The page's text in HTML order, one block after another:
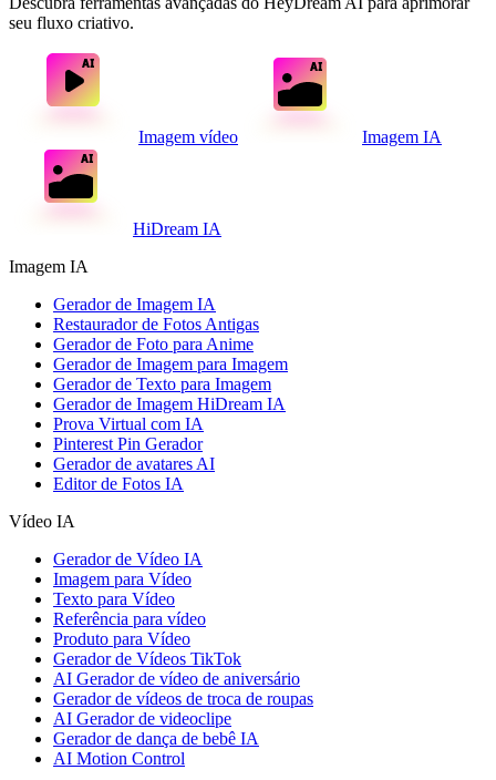
seu fluxo criativo.
Imagem vídeo Imagem IA
HiDream IA
Imagem IA
Gerador de Imagem IA
Restaurador de Fotos Antigas
Gerador de Foto para Anime
Gerador de Imagem para Imagem
Gerador de Texto para Imagem
Gerador de Imagem HiDream IA
Prova Virtual com IA
Pinterest Pin Gerador
Gerador de avatares AI
Editor de Fotos IA
Vídeo IA
Gerador de Vídeo IA
Imagem para Vídeo
Texto para Vídeo
Referência para vídeo
Produto para Vídeo
Gerador de Vídeos TikTok
AI Gerador de vídeo de aniversário
Gerador de vídeos de troca de roupas
AI Gerador de videoclipe
Gerador de dança de bebê IA
AI Motion Control